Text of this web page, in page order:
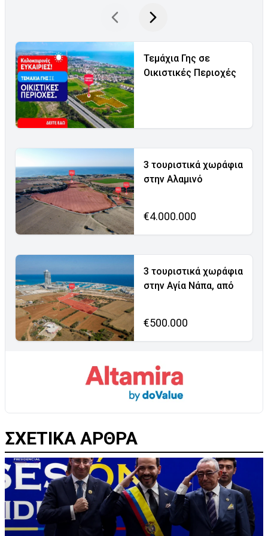
Τεμάχια Γης σε
Οικιστικές Περιοχές
3 τουριστικά χωράφια
στην Αλαμινό
€4.000.000
3 τουριστικά χωράφια
στην Αγία Νάπα, από
€500.000
ΣΧΕΤΙΚΑ ΑΡΘΡΑ